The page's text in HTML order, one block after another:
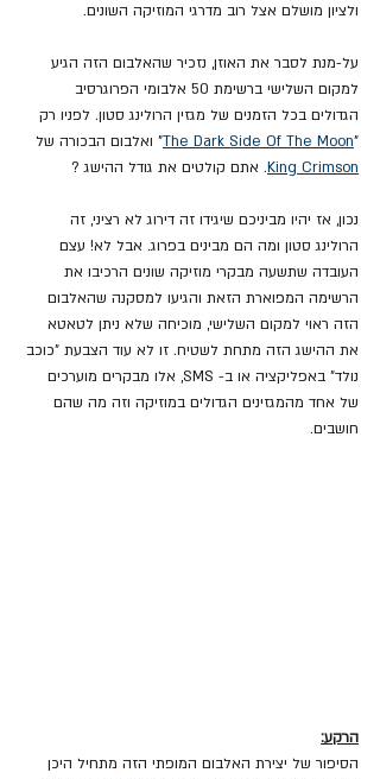
ולציון מושלם אצל רוב מדרגי המוזיקה השונים.
על-מנת לסבר את האוזן, נזכיר שהאלבום הזה הגיע
למקום השלישי ברשימת 50 אלבומי הפרוגרסיב
הגדולים בכל הזמנים של מגזין הרולינג סטון. לפניו רק
"
The Dark Side Of The Moon" ואלבום הבכורה של
King Crimson. אתם קולטים את גודל ההישג ?
נכון, אז יהיו מביניכם שיגידו זה דירוג לא רציני, זה
הרולינג סטון ומה הם מבינים בפרוג. אבל לא! עצם
העובדה שתשעה מבקרי מוזיקה שונים הרכיבו את
הרשימה המפוארת הזאת והגיעו למסקנה שהאלבום
הזה ראוי למקום השלישי, מוכיחה שלא ניתן לטאטא
את ההישג הזה מתחת לשטיח. זו לא עוד הצבעת "כוכב
נולד" באפליקציה או ב- SMS, אלו מבקרים מוערכים
של אחד מהמגזינים הגדולים במוזיקה וזה מה שהם
חושבים.
הרקע:
הסיפור של יצירת האלבום המופתי הזה מתחיל היכן